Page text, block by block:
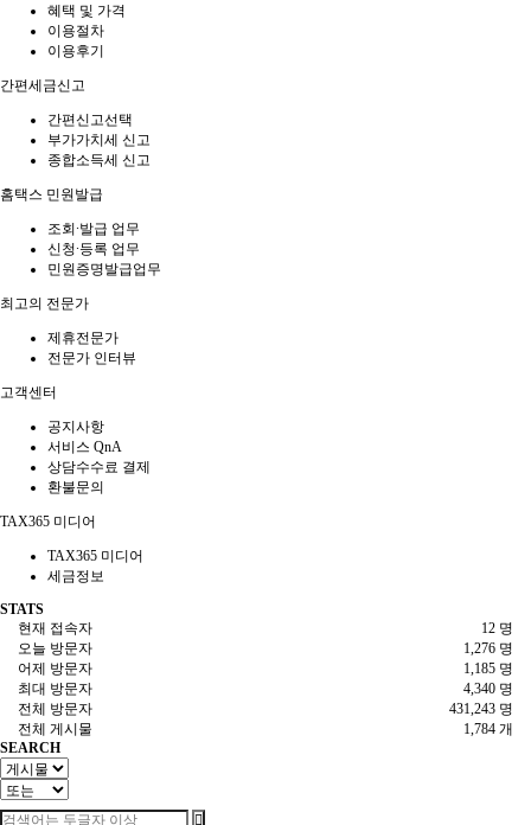
혜택 및 가격
이용절차
이용후기
간편세금신고
간편신고선택
부가가치세 신고
종합소득세 신고
홈택스 민원발급
조회∙발급 업무
신청∙등록 업무
민원증명발급업무
최고의 전문가
제휴전문가
전문가 인터뷰
고객센터
공지사항
서비스 QnA
상담수수료 결제
환불문의
TAX365 미디어
TAX365 미디어
세금정보
STATS
12 명
현재 접속자
1,276 명
오늘 방문자
1,185 명
어제 방문자
4,340 명
최대 방문자
431,243 명
전체 방문자
1,784 개
전체 게시물
SEARCH